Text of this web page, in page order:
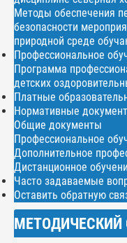
Методы обеспечения
безопасности
природной среде
Профессиональное
Программа
детских
Платные
Нормативные
Общие документы
Профессиональное
Дополнительное
Дистанционное
Часто задаваемые
Оставить обратную
МЕТОДИЧЕСКИЙ